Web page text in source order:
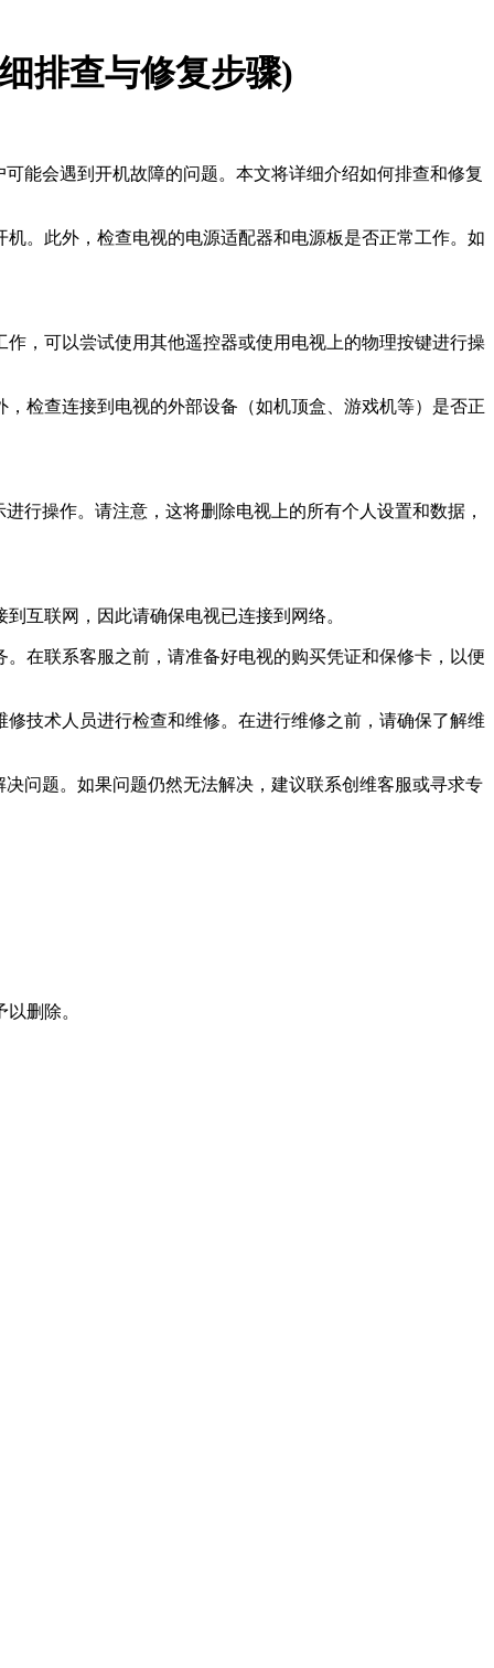
排查与修复步骤)
能会遇到开机故障的问题。本文将详细介绍如何排查和修复
。此外，检查电视的电源适配器和电源板是否正常工作。如
，可以尝试使用其他遥控器或使用电视上的物理按键进行操
检查连接到电视的外部设备（如机顶盒、游戏机等）是否正
行操作。请注意，这将删除电视上的所有个人设置和数据，
互联网，因此请确保电视已连接到网络。
在联系客服之前，请准备好电视的购买凭证和保修卡，以便
技术人员进行检查和维修。在进行维修之前，请确保了解维
问题。如果问题仍然无法解决，建议联系创维客服或寻求专
删除。